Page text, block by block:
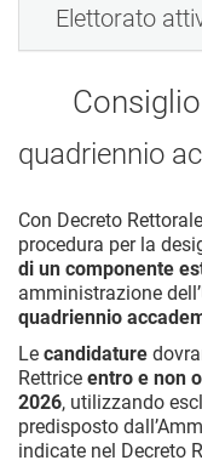
Elettorato
quadriennio
Con Decreto
procedura per la
di un componente
amministrazione
quadriennio
Le candidature
Rettrice entro e non
2026, utilizzando
predisposto
indicate nel Decreto